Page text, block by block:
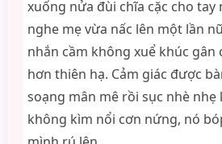
xuống nửa đùi chĩa cặc cho tay
nghe mẹ vừa nấc lên một lần
nhắn cầm không xuể khúc
hơn thiên hạ. Cảm giác được
soạng mân mê rồi sục nhè
không kìm nổi cơn nứng, nó